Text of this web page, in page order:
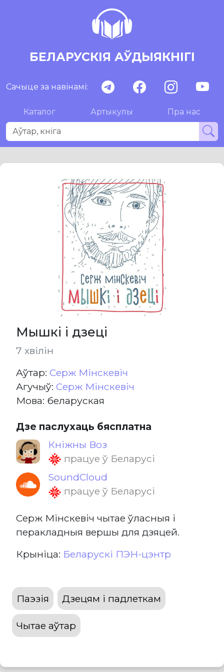
БЕЛАРУСКІЯ АЎДЫЯКНІГІ
Сачыце за навінамі:
Каталог Артыкулы Пра нас
Мышкі і дзеці
7 хвілін
Aўтар: Серж Мінскевіч
Агучыў: Серж Мінскевіч
Мова: беларуская
Дзе паслухаць бясплатна
Кніжны Воз
працуе ў Беларусі
SoundCloud
працуе ў Беларусі
Серж Мінскевіч чытае ўласныя і
перакладныя вершы для дзяцей.
Крыніца: Беларускі ПЭН-цэнтр
Паэзія Дзецям і падлеткам
Чытае аўтар